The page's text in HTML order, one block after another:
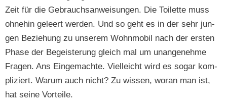
Zeit für die Gebrauch­san­weisun­gen. Die Toi­lette muss
ohne­hin geleert wer­den. Und so geht es in der sehr jun­
gen Beziehung zu unserem Wohn­mo­bil nach der ersten
Phase der Begeis­terung gle­ich mal um unan­genehme
Fra­gen. Ans Eingemachte. Vielle­icht wird es sog­ar kom­
pliziert. Warum auch nicht? Zu wis­sen, woran man ist,
hat seine Vorteile.